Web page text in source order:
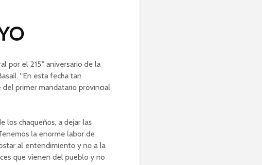
por el 215° aniversario de la
“En esta fecha tan
del primer mandatario provincial
los chaqueños, a dejar las
la enorme labor de
al entendimiento y no a la
que vienen del pueblo y no